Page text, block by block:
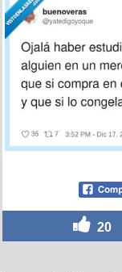
20